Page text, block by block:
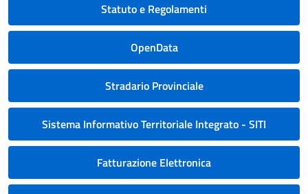
Statuto e Regolamenti
OpenData
Stradario Provinciale
Sistema Informativo Territoriale Integrato - SITI
Fatturazione Elettronica